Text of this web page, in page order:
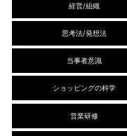
経営/組織
思考法/発想法
当事者意識
ショッピングの科学
営業研修